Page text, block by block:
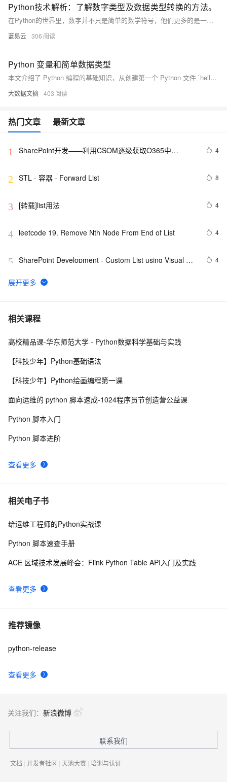
Python技术解析：了解数字类型及数据类型转换的方法。
在Python的世界里，数字并不只是简单的数学符号，他们更多的是一种生动有趣的语言，用来表达我们的思维和创意。希望你从这个小小的讲解中学到了有趣的内容，用Python的魔法揭示数字的奥秘。
蓝易云 306
Python 变量和简单数据类型
本文介绍了 Python 编程的基础知识，从创建第一个 Python 文件 `hello_world.py` 开始，讲解了 Python 文件的运行机制及解释器的作用。接着深入探讨了变量的定义、命名规则和使用方法，并通过示例说明如何修改变量值。同时，文章详细解析了字符串的操作，包括大小写转换、变量插入及空白字符处理等技巧。此外，还涵盖了数字运算（整数与浮点数）、常量定义以及注释的使用。最后引用了《Python 之禅》，强调代码设计的美学原则和哲学思想。适合初学者快速掌握 Python 基础语法和编程理念。
大数据文摘 403
热门文章 最新文章
1
SharePoint开发——利用CSOM逐级获取O365中
4
2 STL - 容器 - Forward List 8
3 [转载]list用法 4
4 leetcode 19. Remove Nth Node From End of List 4
5 SharePoint Development - Custom List using Visual
4
6 List 集合去除 null 元素
7 【Java基础】探索List和Map循环遍历删除问题
8 C#合并两个List并删除重复项
10iOS——TODO LIST
相关课程
查看更多
高校精品课-华东师范大学 - Python数据科学基础与实践
【科技少年】Python基础语法
【科技少年】Python绘画编程第一课
面向运维的 python 脚本速成-1024程序员节创造营公益课
Python 脚本入门
Python 脚本进阶
相关电子书
查看更多
给运维工程师的Python实战课
Python 脚本速查手册
ACE 区域技术发展峰会：Flink Python Table API入门及实践
推荐镜像
查看更多
python-release
关注我们： 新浪微博
联系我们
文档 | 开发者社区 | 天池大赛 | 培训与认证